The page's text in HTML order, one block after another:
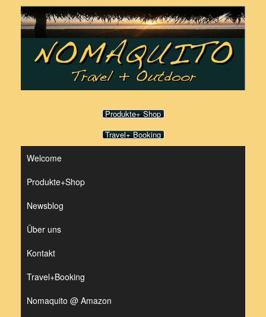
springen
Produkte+ Shop
Travel+ Booking
Welcome
Produkte+Shop
Newsblog
Über uns
Kontakt
Travel+Booking
Nomaquito @ Amazon